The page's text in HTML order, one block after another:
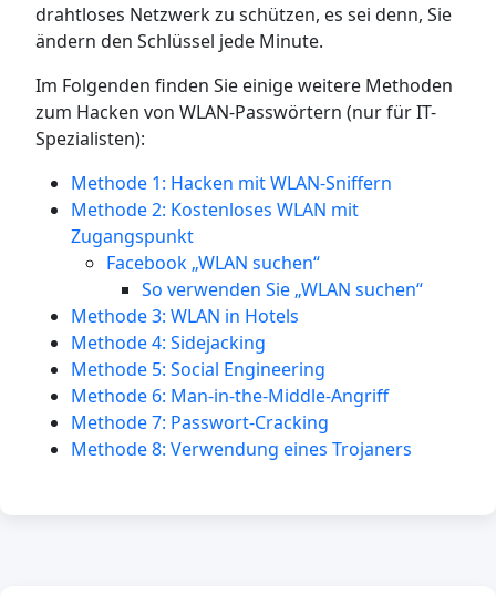
drahtloses Netzwerk zu schützen, es sei denn, Sie
ändern den Schlüssel jede Minute.
Im Folgenden finden Sie einige weitere Methoden
zum Hacken von WLAN-Passwörtern (nur für IT-
Spezialisten):
Methode 1: Hacken mit WLAN-Sniffern
Methode 2: Kostenloses WLAN mit
Zugangspunkt
Facebook „WLAN suchen“
So verwenden Sie „WLAN suchen“
Methode 3: WLAN in Hotels
Methode 4: Sidejacking
Methode 5: Social Engineering
Methode 6: Man-in-the-Middle-Angriff
Methode 7: Passwort-Cracking
Methode 8: Verwendung eines Trojaners